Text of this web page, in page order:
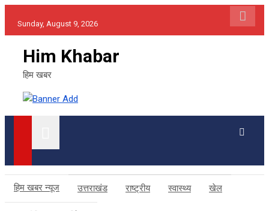
Sunday, August 9, 2026
Him Khabar
हिम खबर
हिम खबर न्यूज उत्तराखंड राष्ट्रीय स्वास्थ्य खेल